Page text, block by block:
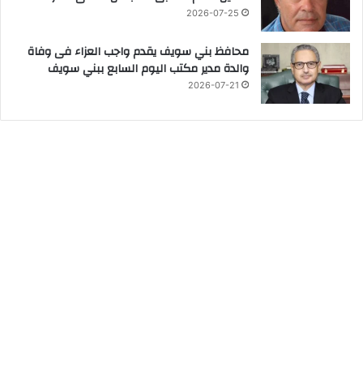
2026-07-25
محافظ بني سويف يقدم واجب العزاء فى وفاة
والدة مدير مكتب اليوم السابع ببني سويف
2026-07-21